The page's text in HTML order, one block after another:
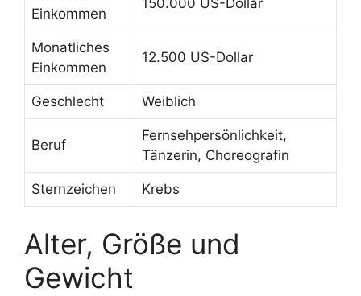
Einkommen
Monatliches
Einkommen
12.500 US-Dollar
Geschlecht Weiblich
Beruf
Fernsehpersönlichkeit,
Tänzerin, Choreografin
Sternzeichen Krebs
Alter, Größe und
Gewicht